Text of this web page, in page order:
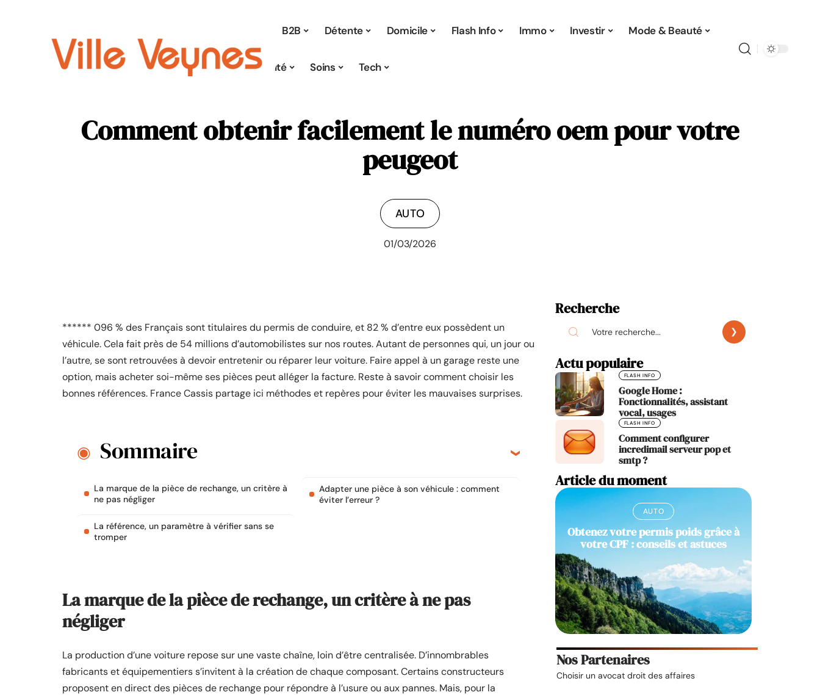
B2B Détente Domicile Flash Info Immo Investir Mode & Beauté
Parentalité Soins Tech
Comment obtenir facilement le numéro oem pour votre
peugeot
AUTO
01/03/2026
****** 096 % des Français sont titulaires du permis de conduire, et 82 % d’entre eux possèdent un
véhicule. Cela fait près de 54 millions d’automobilistes sur nos routes. Autant de personnes qui, un jour ou
l’autre, se sont retrouvées à devoir entretenir ou réparer leur voiture. Faire appel à un garage reste une
option, mais acheter soi-même ses pièces peut alléger la facture. Reste à savoir comment choisir les
bonnes références. France Cassis partage ici méthodes et repères pour éviter les mauvaises surprises.
Sommaire
La marque de la pièce de rechange, un critère à
ne pas négliger
La référence, un paramètre à vérifier sans se
tromper
Adapter une pièce à son véhicule : comment
éviter l’erreur ?
La marque de la pièce de rechange, un critère à ne pas
négliger
La production d’une voiture repose sur une vaste chaîne, loin d’être centralisée. D’innombrables
fabricants et équipementiers s’invitent à la création de chaque composant. Certains constructeurs
proposent en direct des pièces de rechange pour répondre à l’usure ou aux pannes. Mais, pour la
Recherche
Actu populaire
FLASH INFO
Google Home :
Fonctionnalités, assistant
vocal, usages
FLASH INFO
Comment configurer
incredimail serveur pop et
smtp ?
Article du moment
AUTO
Obtenez votre permis poids grâce à
votre CPF : conseils et astuces
Nos Partenaires
Choisir un avocat droit des affaires